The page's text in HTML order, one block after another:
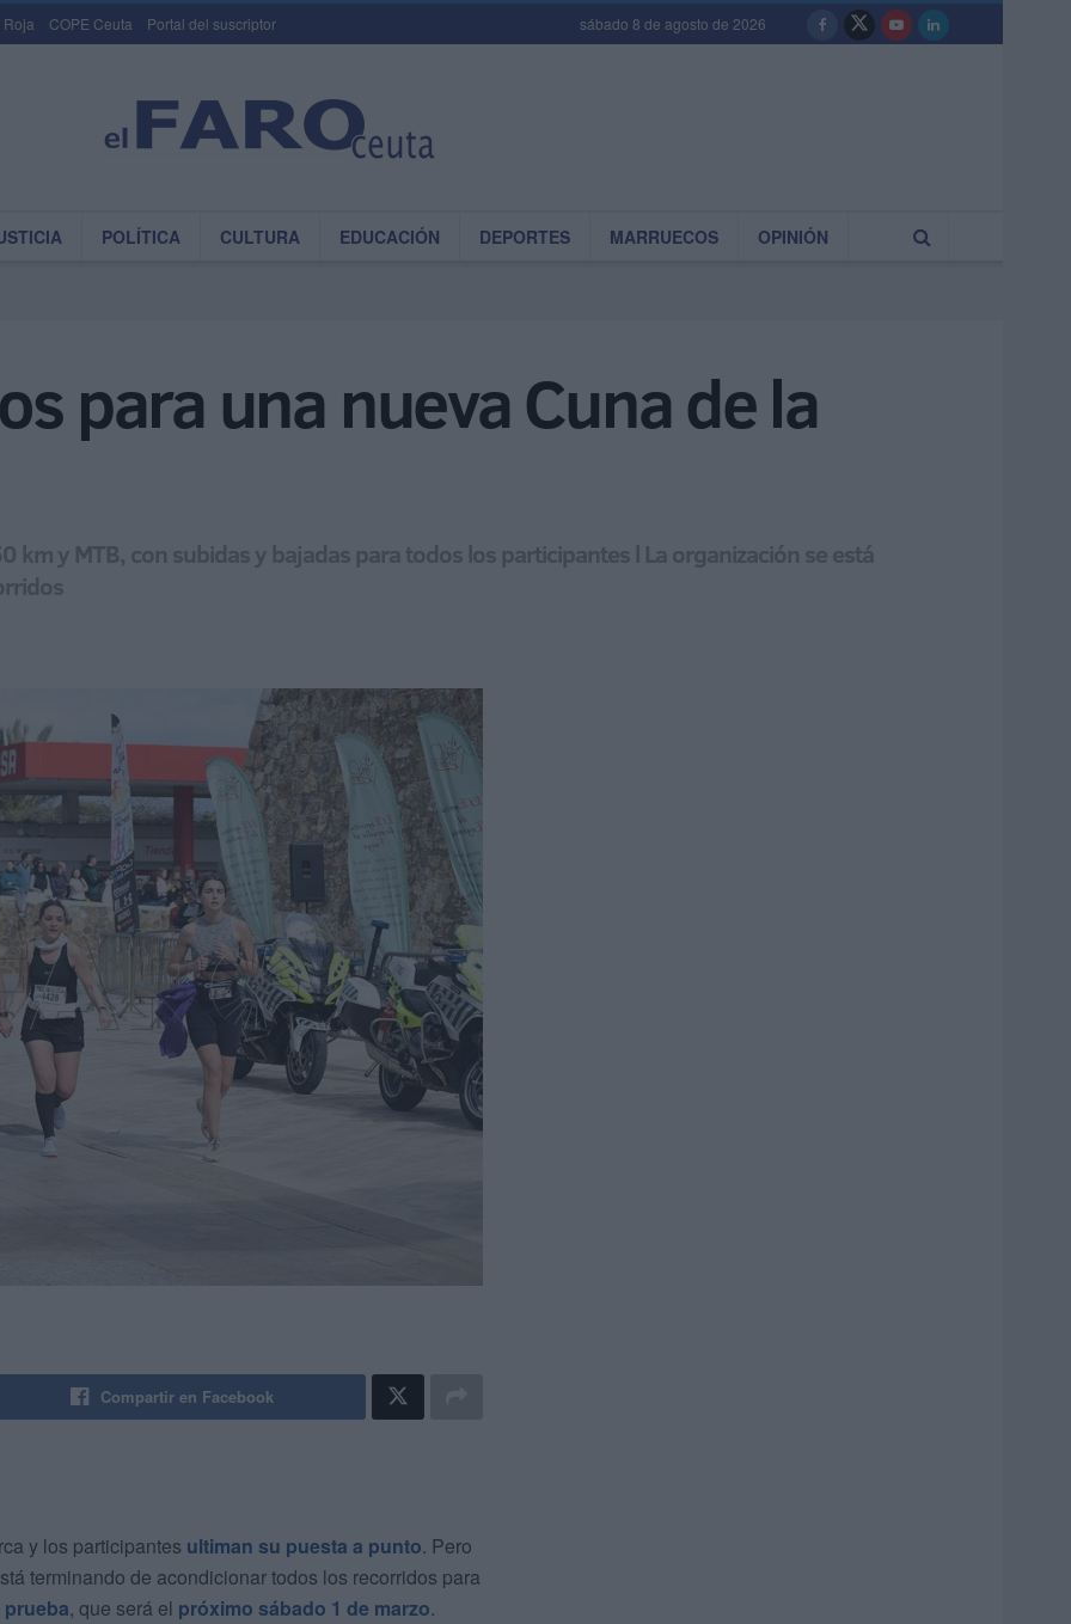
Roja COPE Ceuta Portal del suscriptor sábado 8 de agosto de 2026
POLÍTICA CULTURA EDUCACIÓN DEPORTES MARRUECOS OPINIÓN
para una nueva Cuna de la
km y MTB, con subidas y bajadas para todos los participantes l La organización se está
Compartir en Facebook
y los participantes ultiman su puesta a punto. Pero
terminando de acondicionar todos los recorridos para
prueba, que será el próximo sábado 1 de marzo.